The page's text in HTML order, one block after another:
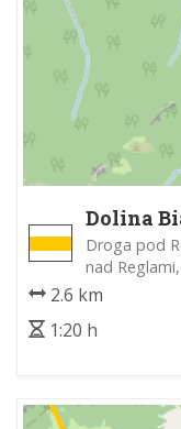
Dolina
Droga pod
nad
2.6 km
1:20 h